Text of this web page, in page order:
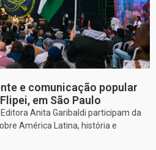
e comunicação popular
em São Paulo
Anita Garibaldi participam da
América Latina, história e